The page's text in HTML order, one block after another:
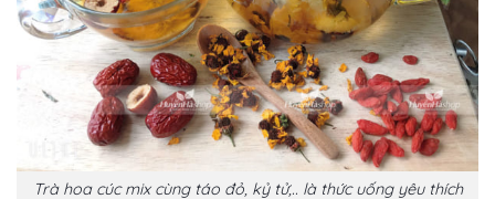
Trà hoa cúc mix cùng táo đỏ, kỷ tử,.. là thức uống yêu thích